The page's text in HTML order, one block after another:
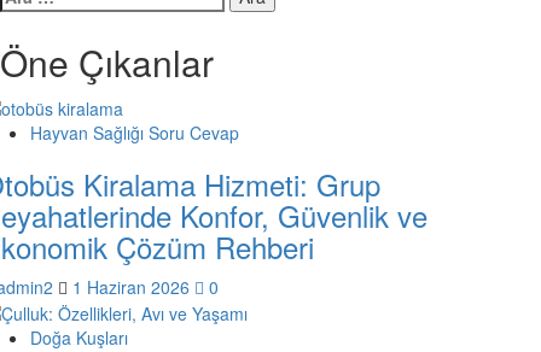
Öne Çıkanlar
Hayvan Sağlığı Soru Cevap
Kiralama Hizmeti: Grup
Konfor, Güvenlik ve
Çözüm Rehberi
1 Haziran 2026 0
Doğa Kuşları